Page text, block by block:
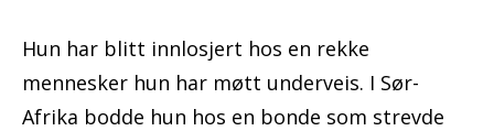
Hun har blitt innlosjert hos en rekke
mennesker hun har møtt underveis. I Sør-
Afrika bodde hun hos en bonde som strevde